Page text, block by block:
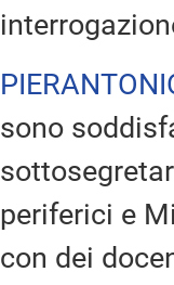
sono
periferici e
con dei